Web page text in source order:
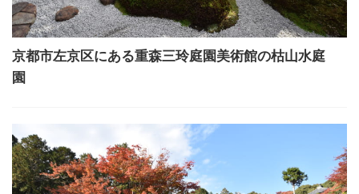
京都市左京区にある重森三玲庭園美術館の枯山水庭
園